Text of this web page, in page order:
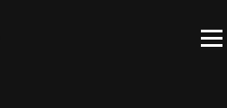
Menu